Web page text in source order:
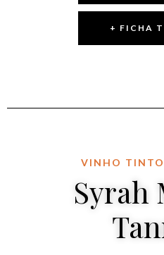
+ FICHA
VINHO
Syrah